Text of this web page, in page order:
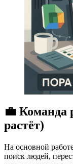
💼 Команда
растёт)
На основной
поиск людей,